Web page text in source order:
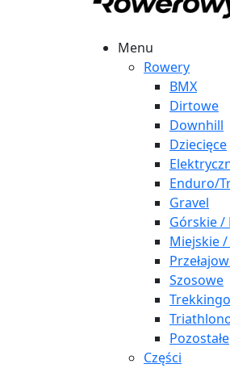
Menu
Rowery
BMX
Dirtowe
Downhill
Dziecięce
Enduro/
Gravel
Górskie /
Miejskie /
Szosowe
Pozostałe
Części